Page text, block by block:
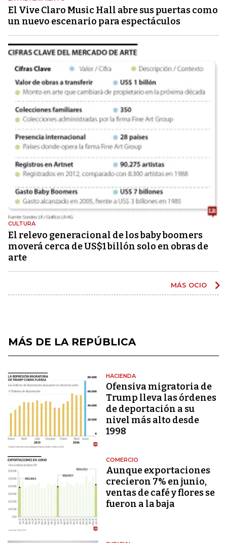
El Vive Claro Music Hall abre sus puertas como
un nuevo escenario para espectáculos
CULTURA
El relevo generacional de los baby boomers
moverá cerca de US$1 billón solo en obras de
arte
MÁS OCIO
MÁS DE LA REPÚBLICA
HACIENDA
Ofensiva migratoria de
Trump lleva las órdenes
de deportación a su
nivel más alto desde
1998
COMERCIO
Aunque exportaciones
crecieron 7% en junio,
ventas de café y flores se
fueron a la baja